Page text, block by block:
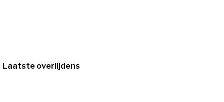
Laatste overlijdens